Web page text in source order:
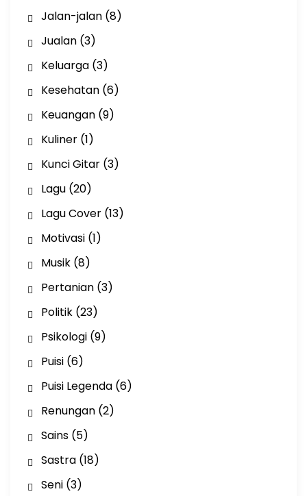
Jalan-jalan(8)
Jualan(3)
Keluarga(3)
Kesehatan(6)
Keuangan(9)
Kuliner(1)
Kunci Gitar(3)
Lagu(20)
Lagu Cover(13)
Motivasi(1)
Musik(8)
Pertanian(3)
Politik(23)
Psikologi(9)
Puisi(6)
Puisi Legenda(6)
Renungan(2)
Sains(5)
Sastra(18)
Seni(3)